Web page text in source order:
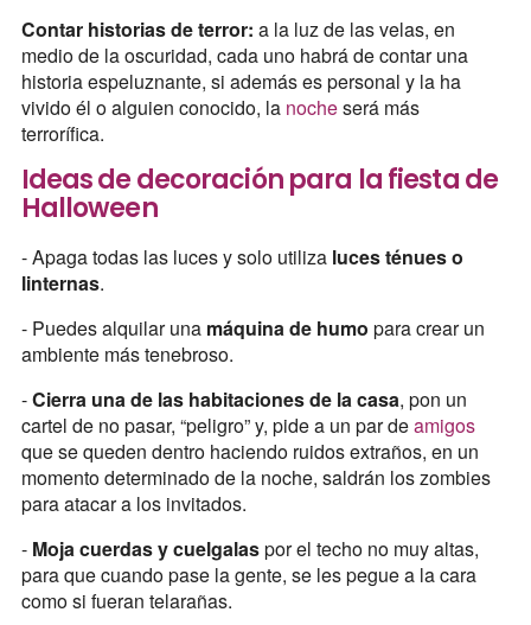
Contar historias de terror: a la luz de las velas, en
medio de la oscuridad, cada uno habrá de contar una
historia espeluznante, si además es personal y la ha
vivido él o alguien conocido, la nocheserá más
terrorífica.
Ideas de decoración para la fiesta de
Halloween
- Apaga todas las luces y solo utiliza luces ténues o
linternas.
- Puedes alquilar una máquina de humo para crear un
ambiente más tenebroso.
-Cierra una de las habitaciones de la casa, pon un
cartel de no pasar, “peligro” y, pide a un par deamigos
que se queden dentro haciendo ruidos extraños, en un
momento determinado de la noche, saldrán los zombies
para atacar a los invitados.
- Moja cuerdas y cuelgalaspor el techo no muy altas,
para que cuando pase la gente, se les pegue a la cara
como si fueran telarañas.